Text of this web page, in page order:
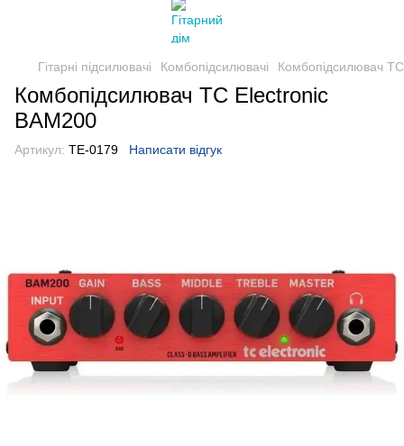
Гітарні підсилювачі Комбопідсилювачі Комбопідсилювач
Комбопідсилювач TC Electronic
BAM200
Артикул: TE-0179 Написати відгук